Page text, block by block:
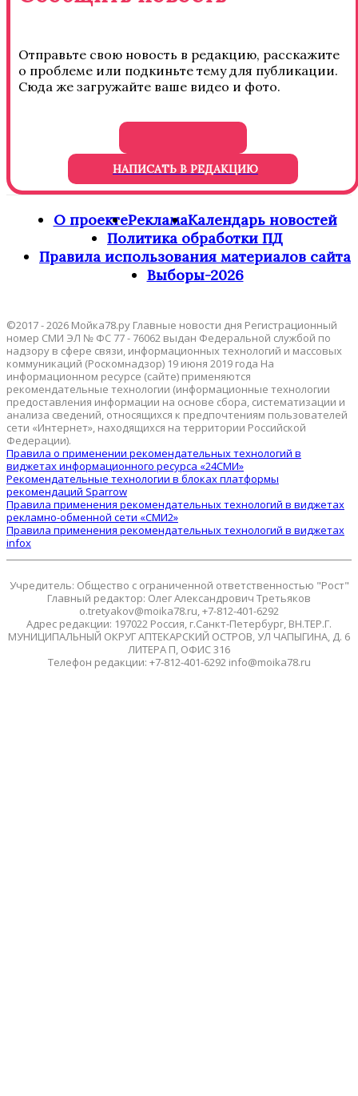
Отправьте свою новость в редакцию, расскажите
о проблеме или подкиньте тему для публикации.
Сюда же загружайте ваше видео и фото.
НАПИСАТЬ В РЕДАКЦИЮ
О проектеРекламаКалендарь новостей
Политика обработки ПД
Правила использования материалов сайта
Выборы-2026
©2017 - 2026 Мойка78.ру Главные новости дня Регистрационный
номер СМИ ЭЛ № ФС 77 - 76062 выдан Федеральной службой по
надзору в сфере связи, информационных технологий и массовых
коммуникаций (Роскомнадзор) 19 июня 2019 года На
информационном ресурсе (сайте) применяются
рекомендательные технологии (информационные технологии
предоставления информации на основе сбора, систематизации и
анализа сведений, относящихся к предпочтениям пользователей
сети «Интернет», находящихся на территории Российской
Федерации).
Правила о применении рекомендательных технологий в
виджетах информационного ресурса «24СМИ»
Рекомендательные технологии в блоках платформы
рекомендаций Sparrow
Правила применения рекомендательных технологий в виджетах
рекламно-обменной сети «СМИ2»
Правила применения рекомендательных технологий в виджетах
infox
Учредитель: Общество с ограниченной ответственностью "Рост"
Главный редактор: Олег Александрович Третьяков
o.tretyakov@moika78.ru, +7-812-401-6292
Адрес редакции: 197022 Россия, г.Санкт-Петербург, ВН.ТЕР.Г.
МУНИЦИПАЛЬНЫЙ ОКРУГ АПТЕКАРСКИЙ ОСТРОВ, УЛ ЧАПЫГИНА, Д. 6
ЛИТЕРА П, ОФИС 316
Телефон редакции: +7-812-401-6292 info@moika78.ru